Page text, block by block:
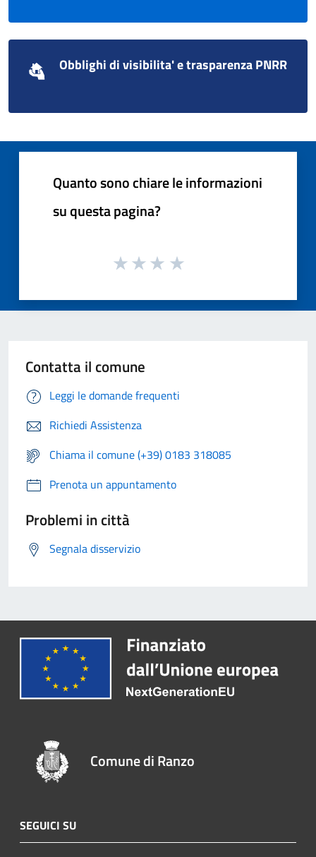
Obblighi di visibilita' e trasparenza PNRR
Quanto sono chiare le informazioni
su questa pagina?
Contatta il comune
Leggi le domande frequenti
Richiedi Assistenza
Chiama il comune (+39) 0183 318085
Prenota un appuntamento
Problemi in città
Segnala disservizio
Comune di Ranzo
SEGUICI SU